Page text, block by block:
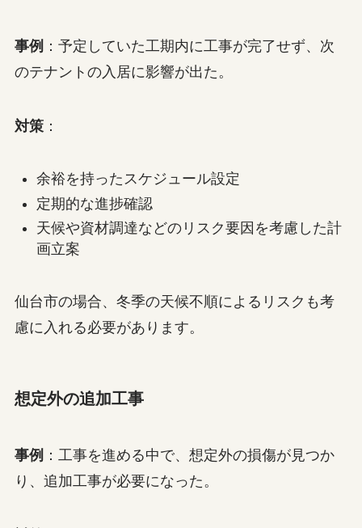
事例 ：予定していた工期内に工事が完了せず、次
のテナントの入居に影響が出た。
対策：
余裕を持ったスケジュール設定
定期的な進捗確認
天候や資材調達などのリスク要因を考慮した計
画立案
仙台市の場合、冬季の天候不順によるリスクも考
慮に入れる必要があります。
想定外の追加工事
事例 ：工事を進める中で、想定外の損傷が見つか
り、追加工事が必要になった。